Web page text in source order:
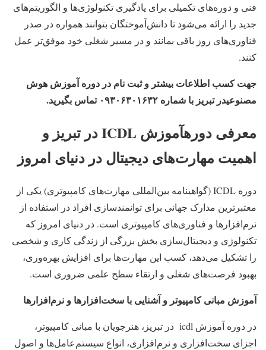
فنی و دوره‌های تکمیلی برای یادگیری تکنولوژی‌ها و الگوریتم‌های
جدید را ارائه می‌شود تا دانش‌آموختگان بتوانند همواره در صدر
فناوری‌های روز باقی بمانند و در مسیر شغلی خود موفق‌تر عمل
کنند.
جهت کسب اطلاعات بیشتر و ثبت نام در دوره آموزش هوش
مصنوعیدر تبریز با شماره ۰۹۳۰۶۳۰۱۶۳۲ تماس بگیرید.
معرفی دورهآموزش ICDLدر تبریز و
اهمیت مهارت‌های دیجیتال در دنیای امروز
دوره ICDL (گواهینامه بین‌المللی مهارت‌های کامپیوتری) یکی از
معتبرترین مدارک جهانی برای توانمندسازی افراد در استفاده از
نرم‌افزارها و فناوری‌های کامپیوتری است. در دنیای امروز که
تکنولوژی و دیجیتال‌سازی بخش بزرگی از زندگی کاری و شخصی
را تشکیل می‌دهد، کسب این مهارت‌ها برای افزایش بهره‌وری،
بهبود فرصت‌های شغلی و ارتقاء سطح علمی ضروری است.
آموزش مبانی کامپیوتر و آشنایی با سخت‌افزارها و نرم‌افزارها
در دوره آموزش icdl در تبریز، هنرجویان با مبانی کامپیوتر،
اجزای سخت‌افزاری و نرم‌افزاری، انواع سیستم‌عامل‌ها و اصول